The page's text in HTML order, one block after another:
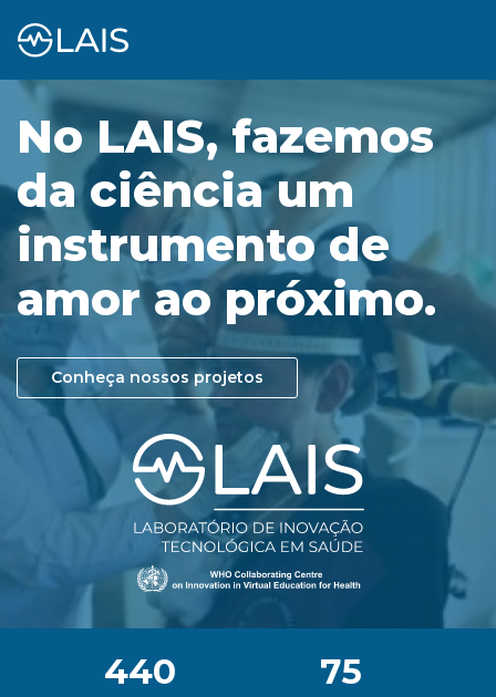
No LAIS, fazemos
da ciência um
instrumento de
amor ao próximo.
Conheça nossos projetos
440 75